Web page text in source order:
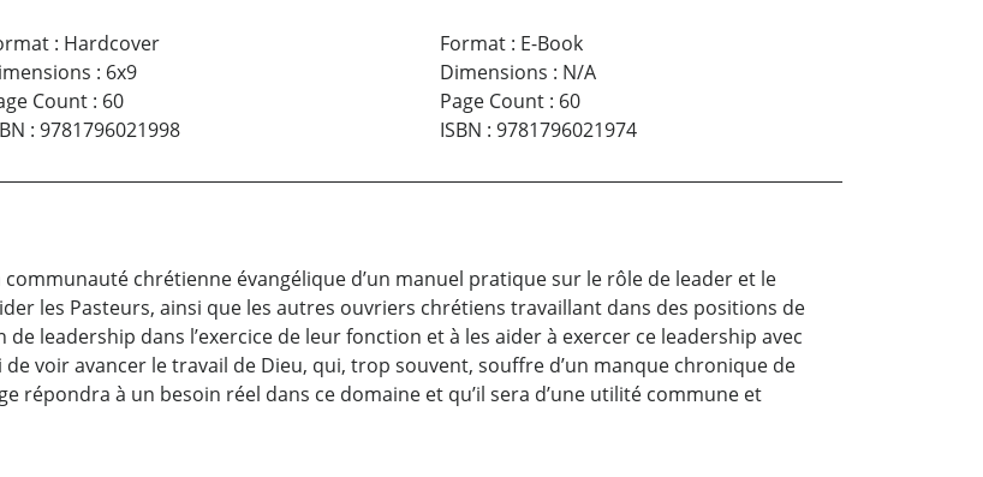
: Hardcover
: 6x9
Count: 60
: 9781796021998
Format: E-Book
Dimensions : N/A
Page Count: 60
ISBN : 9781796021974
chrétienne évangélique d’un manuel pratique sur le rôle de leader et le
les Pasteurs, ainsi que les autres ouvriers chrétiens travaillant dans des positions de
leadership dans l’exercice de leur fonction et à les aider à exercer ce leadership avec
voir avancer le travail de Dieu, qui, trop souvent, souffre d’un manque chronique de
répondra à un besoin réel dans ce domaine et qu’il sera d’une utilité commune et